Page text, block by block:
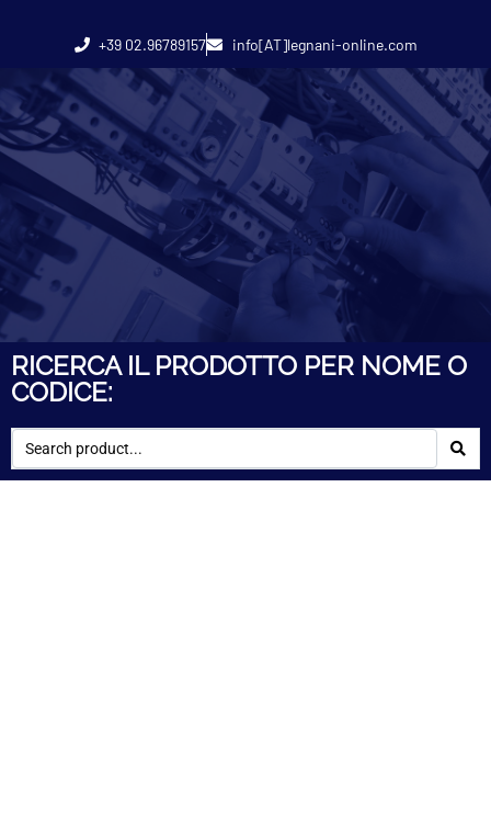
+39 02.96789157 info[AT]legnani-online.com
RICERCA IL PRODOTTO PER NOME O
CODICE: